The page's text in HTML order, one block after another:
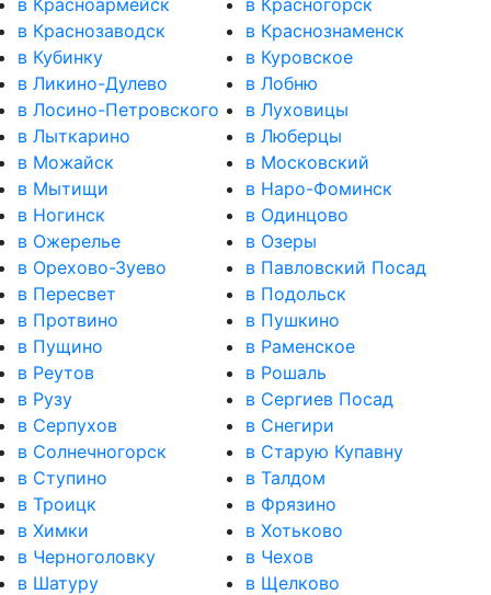
в Краснозаводск
в Краснознаменск
в Кубинку
в Куровское
в Ликино-Дулево
в Лобню
в Лосино-Петровского
в Луховицы
в Лыткарино
в Люберцы
в Можайск
в Московский
в Мытищи
в Наро-Фоминск
в Ногинск
в Одинцово
в Ожерелье
в Озеры
в Орехово-Зуево
в Павловский Посад
в Пересвет
в Подольск
в Протвино
в Пушкино
в Пущино
в Раменское
в Реутов
в Рошаль
в Рузу
в Сергиев Посад
в Серпухов
в Снегири
в Солнечногорск
в Старую Купавну
в Ступино
в Талдом
в Троицк
в Фрязино
в Химки
в Хотьково
в Черноголовку
в Чехов
в Шатуру
в Щелково